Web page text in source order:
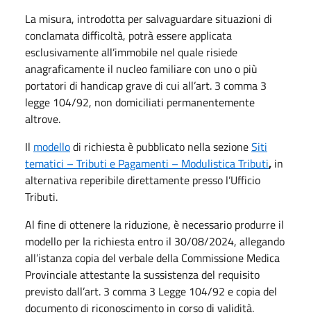
La misura, introdotta per salvaguardare situazioni di
conclamata difficoltà, potrà essere applicata
esclusivamente all’immobile nel quale risiede
anagraficamente il nucleo familiare con uno o più
portatori di handicap grave di cui all’art. 3 comma 3
legge 104/92, non domiciliati permanentemente
altrove.
Il modellodi richiesta è pubblicato nella sezioneSiti
tematici – Tributi e Pagamenti – Modulistica Tributi, in
alternativa reperibile direttamente presso l’Ufficio
Tributi.
Al fine di ottenere la riduzione, è necessario produrre il
modello per la richiesta entro il 30/08/2024, allegando
all’istanza copia del verbale della Commissione Medica
Provinciale attestante la sussistenza del requisito
previsto dall’art. 3 comma 3 Legge 104/92 e copia del
documento di riconoscimento in corso di validità.